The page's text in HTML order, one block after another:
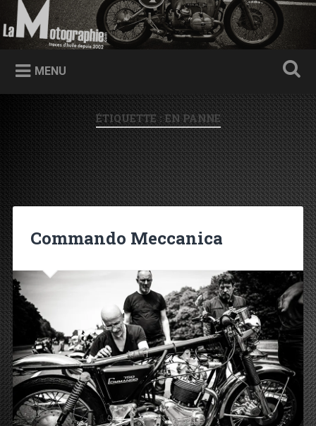
Accéder au contenu principal
Recherche
Traces d'huile depuis 2002
MENU
ÉTIQUETTE : EN PANNE
Commando Meccanica